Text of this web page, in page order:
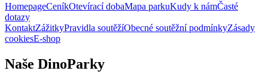
HomepageCeníkOtevírací dobaMapa parkuKudy k námČasté
dotazy
KontaktZážitkyPravidla soutěžíObecné soutěžní podmínkyZásady
cookiesE-shop
Naše DinoParky